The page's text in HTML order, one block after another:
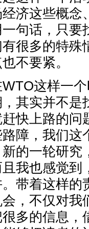
济这些概念
句话，只
很多的特殊
不要紧。
这样一个
其实并不是
快上路的问
障，我们这
的一轮研究
我也感觉到
带着这样的
，不仅对我
多的信息